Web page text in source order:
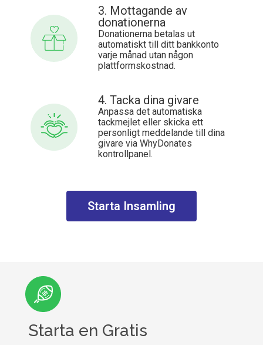
3. Mottagande av
donationerna
Donationerna betalas ut
automatiskt till ditt bankkonto
varje månad utan någon
plattformskostnad.
4. Tacka dina givare
Anpassa det automatiska
tackmejlet eller skicka ett
personligt meddelande till dina
givare via WhyDonates
kontrollpanel.
Starta Insamling
Starta en Gratis